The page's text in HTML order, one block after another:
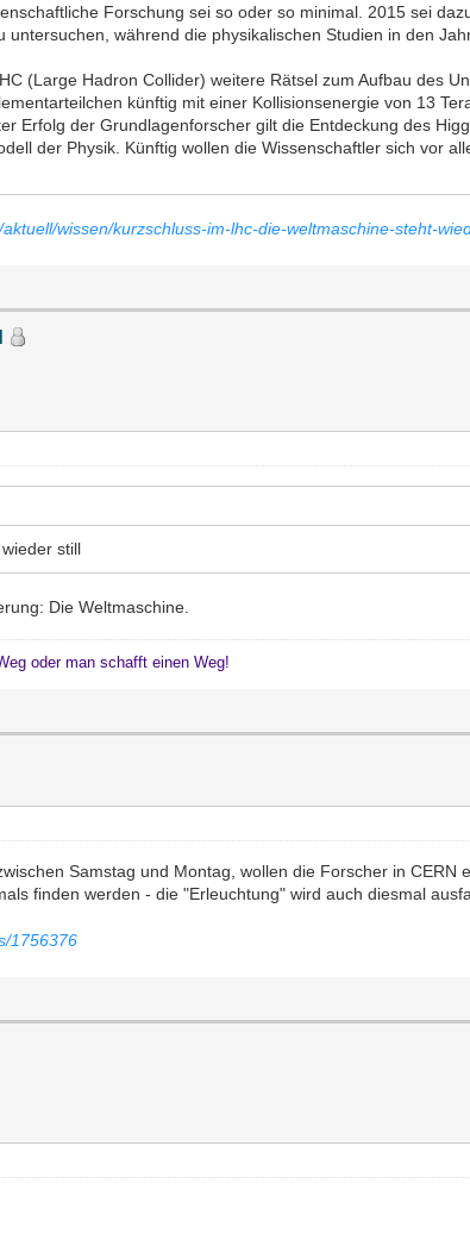
Forschung sei so oder so minimal. 2015 sei
untersuchen, während die physikalischen Studien in den
(Large Hadron Collider) weitere Rätsel zum Aufbau des
künftig mit einer Kollisionsenergie von 13
Erfolg der Grundlagenforscher gilt die Entdeckung des
der Physik. Künftig wollen die Wissenschaftler sich vor
wissen/kurzschluss-im-lhc-die-weltmaschine-steht-
still
Die Weltmaschine.
oder man schafft einen Weg!
Samstag und Montag, wollen die Forscher in
finden werden - die "Erleuchtung" wird auch diesmal
1756376